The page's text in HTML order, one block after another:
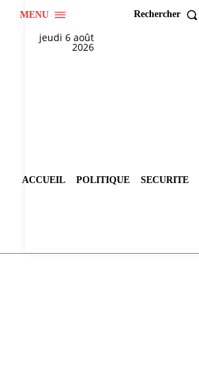
MENU Rechercher
jeudi 6 août
2026
ACCUEIL POLITIQUE SECURITE